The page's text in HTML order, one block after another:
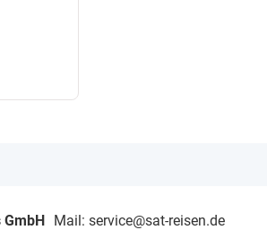
Mail: service@sat-reisen.de